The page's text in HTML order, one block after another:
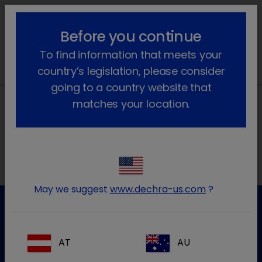
lock_outline search menu
Notícias
Morada local na Ibéria
Apoio ao cliente
Para mais informação por favor contacte a nossa equipa
Before you continue
To find information that meets your
country’s legislation, please consider
going to a country website that
matches your location.
May we suggest www.dechra-us.com ?
AT AU